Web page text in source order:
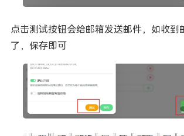
点击测试按钮会给邮箱发送邮件，如收到
了，保存即可